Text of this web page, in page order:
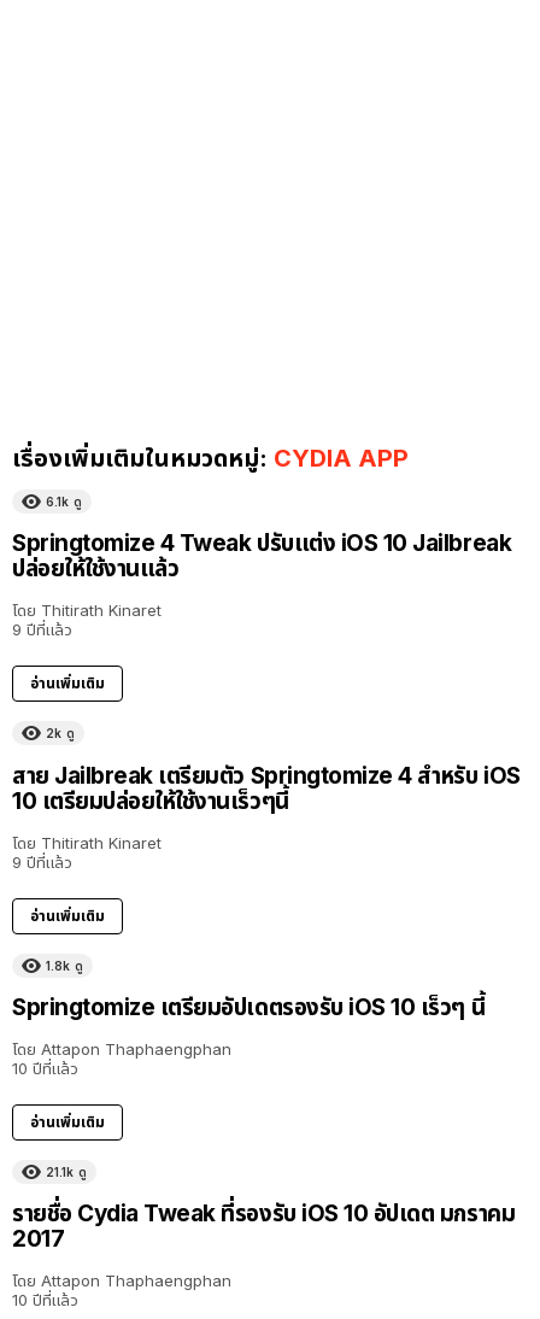
เรื่องเพิ่มเติมในหมวดหมู่: CYDIA APP
6.1k ดู
Springtomize 4 Tweak ปรับแต่ง iOS 10 Jailbreak
ปล่อยให้ใช้งานแล้ว
โดย Thitirath Kinaret
9 ปีที่แล้ว
อ่านเพิ่มเติม
2k ดู
สาย Jailbreak เตรียมตัว Springtomize 4 สำหรับ iOS
10 เตรียมปล่อยให้ใช้งานเร็วๆนี้
โดย Thitirath Kinaret
9 ปีที่แล้ว
อ่านเพิ่มเติม
1.8k ดู
Springtomize เตรียมอัปเดตรองรับ iOS 10 เร็วๆ นี้
โดย Attapon Thaphaengphan
10 ปีที่แล้ว
อ่านเพิ่มเติม
21.1k ดู
รายชื่อ Cydia Tweak ที่รองรับ iOS 10 อัปเดต มกราคม
2017
โดย Attapon Thaphaengphan
10 ปีที่แล้ว